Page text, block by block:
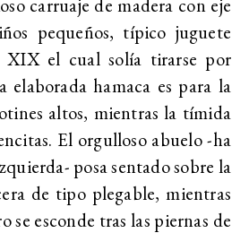
pequeños, típico juguete
XIX el cual solía tirarse por
elaborada hamaca es para la
altos, mientras la tímida
El orgulloso abuelo -ha
posa sentado sobre la
de tipo plegable, mientras
se esconde tras las piernas de